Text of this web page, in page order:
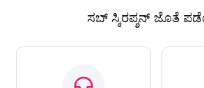
ಸಬ್ ಸ್ಕಿರಪ್ಶನ್ ಜೊತೆ